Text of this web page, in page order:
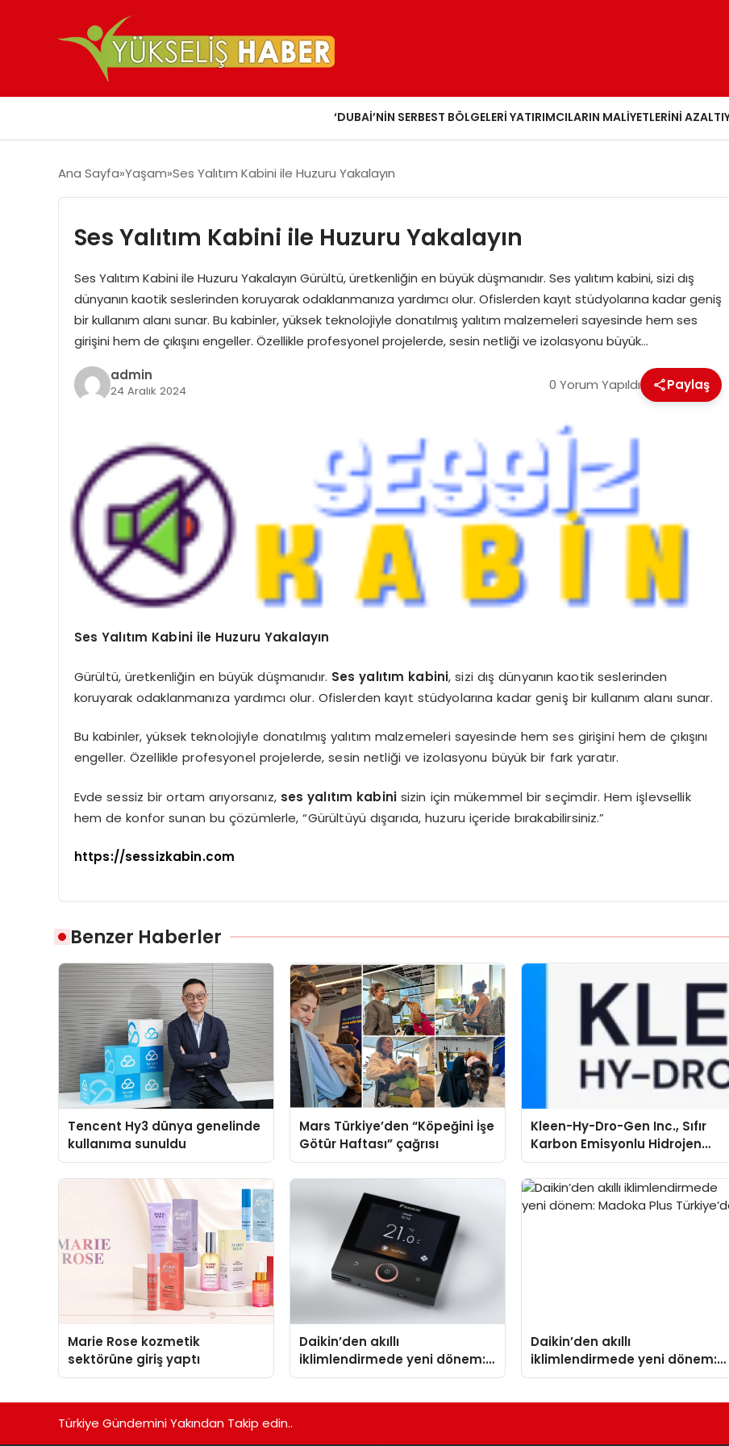
‘DUBAI’NIN SERBEST BÖLGELERI YATIRIMCILARIN MALIYETLERINI
Ana Sayfa Yaşam Ses Yalıtım Kabini ile Huzuru Yakalayın
Ses Yalıtım Kabini ile Huzuru Yakalayın
Ses Yalıtım Kabini ile Huzuru Yakalayın Gürültü, üretkenliğin en büyük düşmanıdır. Ses yalıtım kabini, sizi dış
dünyanın kaotik seslerinden koruyarak odaklanmanıza yardımcı olur. Ofislerden kayıt stüdyolarına kadar geniş
bir kullanım alanı sunar. Bu kabinler, yüksek teknolojiyle donatılmış yalıtım malzemeleri sayesinde hem ses
girişini hem de çıkışını engeller. Özellikle profesyonel projelerde, sesin netliği ve izolasyonu büyük…
admin
24 Aralık 2024 0 Yorum Yapıldı Paylaş
Ses Yalıtım Kabini ile Huzuru Yakalayın
Gürültü, üretkenliğin en büyük düşmanıdır. Ses yalıtım kabini, sizi dış dünyanın kaotik seslerinden
koruyarak odaklanmanıza yardımcı olur. Ofislerden kayıt stüdyolarına kadar geniş bir kullanım alanı sunar.
Bu kabinler, yüksek teknolojiyle donatılmış yalıtım malzemeleri sayesinde hem ses girişini hem de çıkışını
engeller. Özellikle profesyonel projelerde, sesin netliği ve izolasyonu büyük bir fark yaratır.
Evde sessiz bir ortam arıyorsanız, ses yalıtım kabinisizin için mükemmel bir seçimdir. Hem işlevsellik
hem de konfor sunan bu çözümlerle, “Gürültüyü dışarıda, huzuru içeride bırakabilirsiniz.”
https://sessizkabin.com
Benzer Haberler
Tencent Hy3 dünya genelinde
kullanıma sunuldu
Mars Türkiye’den “Köpeğini İşe
Götür Haftası” çağrısı
Kleen-Hy-Dro-Gen Inc., Sıfır
Karbon Emisyonlu Hidrojen
Isıtma Teknolojisinde ISO ve
TSSA Düzenleyici Onaylarını
Aldı
Marie Rose kozmetik
sektörüne giriş yaptı
Daikin’den akıllı
iklimlendirmede yeni dönem:
Madoka Plus Türkiye’de
Daikin’den akıllı
iklimlendirmede yeni dönem:
Madoka Plus Türkiye’de
Türkiye Gündemini Yakından Takip edin..